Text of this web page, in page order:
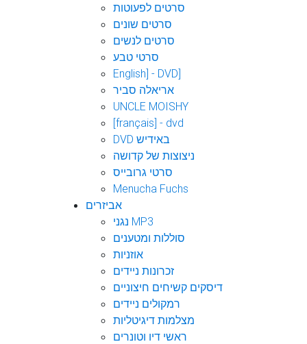
סרטים לפעוטות
סרטים שונים
סרטים לנשים
סרטי טבע
English] - DVD]
אריאלה סביר
UNCLE MOISHY
[français] - dvd
DVD באידיש
ניצוצות של קדושה
סרטי גרובייס
Menucha Fuchs
אביזרים
נגני MP3
סוללות ומטענים
אוזניות
זכרונות ניידים
דיסקים קשיחים חיצוניים
רמקולים ניידים
מצלמות דיגיטליות
ראשי דיו וטונרים